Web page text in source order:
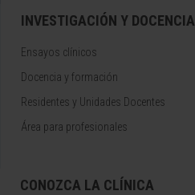
INVESTIGACIÓN Y DOCENCIA
Ensayos clínicos
Docencia y formación
Residentes y Unidades Docentes
Área para profesionales
CONOZCA LA CLÍNICA